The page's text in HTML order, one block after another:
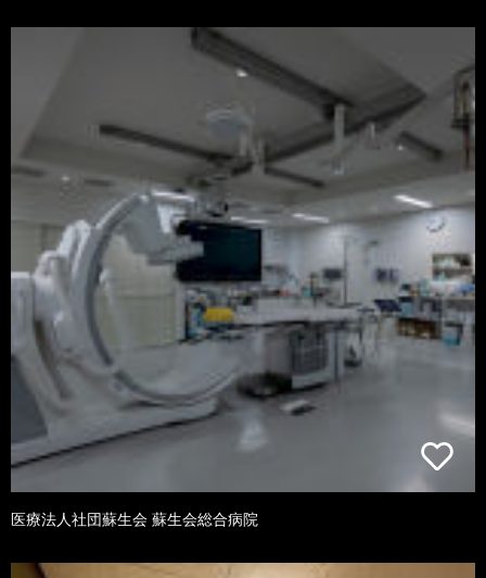
医療法人社団蘇生会 蘇生会総合病院